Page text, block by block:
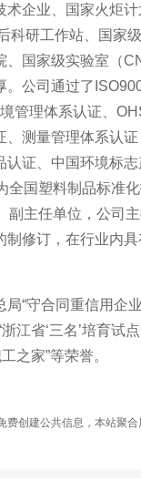
术企业、国家火炬
科研工作站、国家
、国家级实验室（
。公司通过了
管理体系认证、
、测量管理体系认
认证、中国环境标
全国塑料制品标准
副主任单位，公司
制修订，在行业内
“守合同重信用企
江省‘三名’培育试
之家”等荣誉。
费创建公共信息，本站聚